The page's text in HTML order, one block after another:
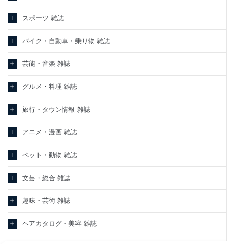
スポーツ 雑誌
バイク・自動車・乗り物 雑誌
芸能・音楽 雑誌
グルメ・料理 雑誌
旅行・タウン情報 雑誌
アニメ・漫画 雑誌
ペット・動物 雑誌
文芸・総合 雑誌
趣味・芸術 雑誌
ヘアカタログ・美容 雑誌